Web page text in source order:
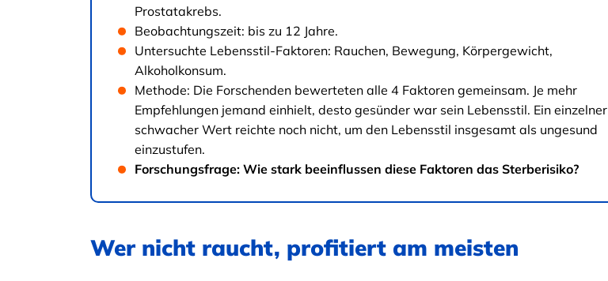
Prostatakrebs.
Beobachtungszeit: bis zu 12 Jahre.
Untersuchte Lebensstil-Faktoren: Rauchen, Bewegung, Körpergewicht,
Alkoholkonsum.
Methode: Die Forschenden bewerteten alle 4 Faktoren gemeinsam. Je mehr
Empfehlungen jemand einhielt, desto gesünder war sein Lebensstil. Ein einzelner
schwacher Wert reichte noch nicht, um den Lebensstil insgesamt als ungesund
einzustufen.
Forschungsfrage: Wie stark beeinflussen diese Faktoren das Sterberisiko?
Wer nicht raucht, profitiert am meisten